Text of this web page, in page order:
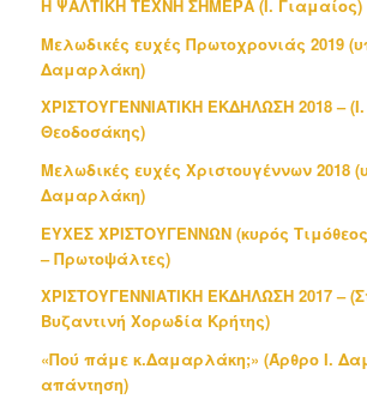
Η ΨΑΛΤΙΚΗ ΤΕΧΝΗ ΣΗΜΕΡΑ (Ι. Γιαμαίος)
Μελωδικές ευχές Πρωτοχρονιάς 2019
Δαμαρλάκη)
ΧΡΙΣΤΟΥΓΕΝΝΙΑΤΙΚΗ ΕΚΔΗΛΩΣΗ 2018 –
Θεοδοσάκης)
Μελωδικές ευχές Χριστουγέννων 2018
Δαμαρλάκη)
ΕΥΧΕΣ ΧΡΙΣΤΟΥΓΕΝΝΩΝ (κυρός
– Πρωτοψάλτες)
ΧΡΙΣΤΟΥΓΕΝΝΙΑΤΙΚΗ ΕΚΔΗΛΩΣΗ 2017 –
Βυζαντινή Χορωδία Κρήτης)
«Πού πάμε κ.Δαμαρλάκη;» (Άρθρο Ι.
απάντηση)